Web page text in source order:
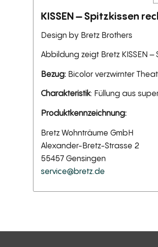
KISSEN – Spitzkissen
Design by Bretz Brothers
Abbildung zeigt Bretz KISSEN
Bezug: Bicolor verzwirnter
Charakteristik: Füllung aus
Produktkennzeichnung:
Bretz Wohnträume GmbH
Alexander-Bretz-Strasse 2
55457 Gensingen
service@bretz.de